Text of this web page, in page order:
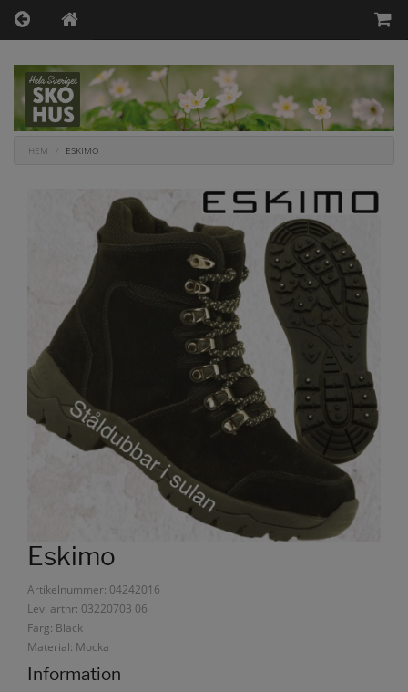
HEM ESKIMO
Eskimo
Artikelnummer: 04242016
Lev. artnr: 03220703 06
Färg: Black
Material: Mocka
Information